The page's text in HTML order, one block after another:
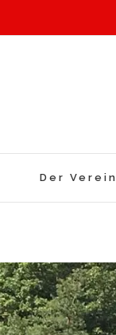
Der Verein